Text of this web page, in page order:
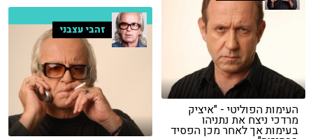
העימות הפוליטי - "איציק
מרדכי ניצח את נתניהו
בעימות אך לאחר מכן הפסיד
זהבי עצבני